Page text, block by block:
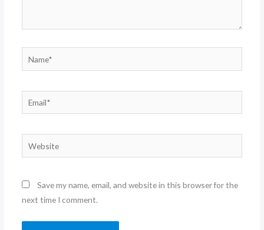
Email*
Save my name, email, and website in this browser for the
next time I comment.